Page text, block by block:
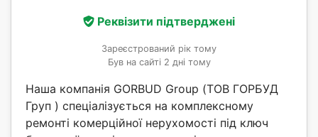
Реквізити підтверджені
Зареєстрований рік тому
Був на сайті 2 дні тому
Наша компанія GORBUD Group (ТОВ ГОРБУД
Груп ) спеціалізується на комплексному
ремонті комерційної нерухомості під ключ